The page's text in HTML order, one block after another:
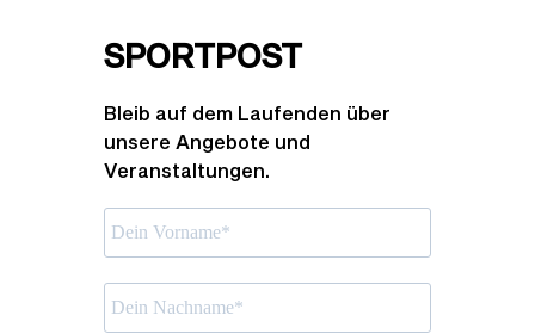
SPORTPOST
Bleib auf dem Laufenden über
unsere Angebote und
Veranstaltungen.